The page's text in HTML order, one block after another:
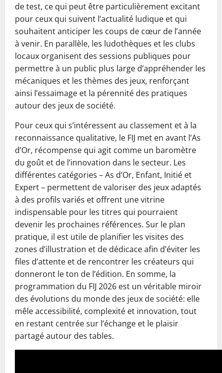
de test, ce qui peut être particulièrement excitant
pour ceux qui suivent l’actualité ludique et qui
souhaitent anticiper les coups de cœur de l’année
à venir. En parallèle, les ludothèques et les clubs
locaux organisent des sessions publiques pour
permettre à un public plus large d’appréhender les
mécaniques et les thèmes des jeux, renforçant
ainsi l’essaimage et la pérennité des pratiques
autour des jeux de société.
Pour ceux qui s’intéressent au classement et à la
reconnaissance qualitative, le FIJ met en avant l’As
d’Or, récompense qui agit comme un baromètre
du goût et de l’innovation dans le secteur. Les
différentes catégories – As d’Or, Enfant, Initié et
Expert – permettent de valoriser des jeux adaptés
à des profils variés et offrent une vitrine
indispensable pour les titres qui pourraient
devenir les prochaines références. Sur le plan
pratique, il est utile de planifier les visites des
zones d’illustration et de dédicace afin d’éviter les
files d’attente et de rencontrer les créateurs qui
donneront le ton de l’édition. En somme, la
programmation du FIJ 2026 est un véritable miroir
des évolutions du monde des jeux de société: elle
mêle accessibilité, complexité et innovation, tout
en restant centrée sur l’échange et le plaisir
partagé autour des tables.